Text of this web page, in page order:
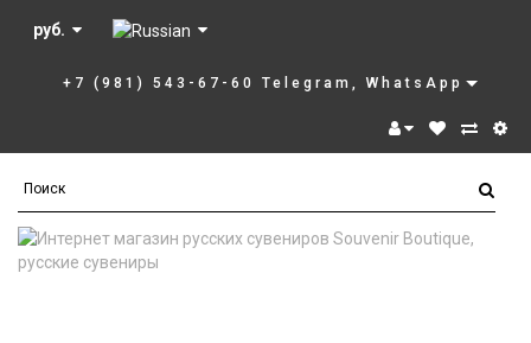
руб.
+7 (981) 543-67-60 Telegram, WhatsApp